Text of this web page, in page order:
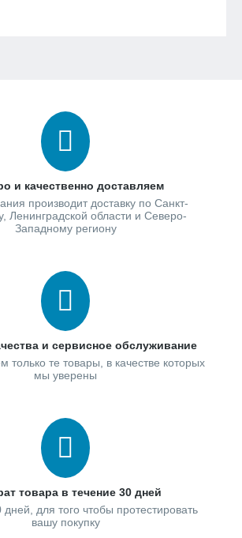
и качественно доставляем
производит доставку по Санкт-
Ленинградской области и Северо-
Западному региону
и сервисное обслуживание
только те товары, в качестве которых
мы уверены
товара в течение 30 дней
дней, для того чтобы протестировать
вашу покупку